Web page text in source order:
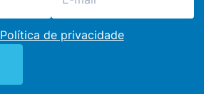
Política de privacidade